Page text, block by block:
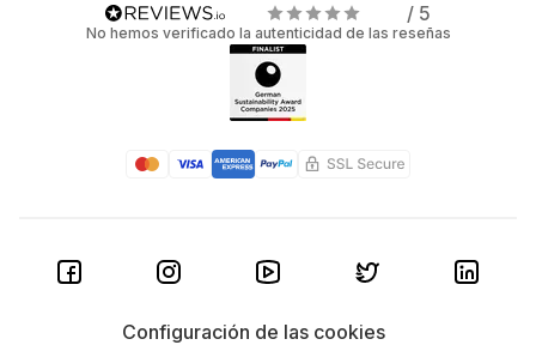
/ 5
No hemos verificado la autenticidad de las reseñas
Configuración de las cookies